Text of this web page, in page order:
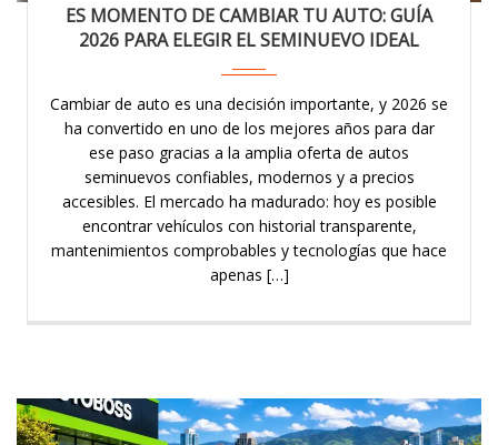
ES MOMENTO DE CAMBIAR TU AUTO: GUÍA
2026 PARA ELEGIR EL SEMINUEVO IDEAL
Cambiar de auto es una decisión importante, y 2026 se
ha convertido en uno de los mejores años para dar
ese paso gracias a la amplia oferta de autos
seminuevos confiables, modernos y a precios
accesibles. El mercado ha madurado: hoy es posible
encontrar vehículos con historial transparente,
mantenimientos comprobables y tecnologías que hace
apenas […]